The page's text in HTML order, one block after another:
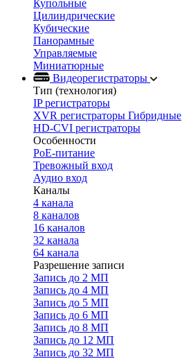
Купольные
Цилиндрические
Кубические
Панорамные
Управляемые
Миниатюрные
Видеорегистраторы
Тип (технология)
IP регистраторы
XVR регистраторы Гибридные
HD-CVI регистраторы
Особенности
PoE-питание
Тревожный вход
Аудио вход
Каналы
4 канала
8 каналов
16 каналов
32 канала
64 канала
Разрешение записи
Запись до 2 МП
Запись до 4 МП
Запись до 5 МП
Запись до 6 МП
Запись до 8 МП
Запись до 12 МП
Запись до 32 МП